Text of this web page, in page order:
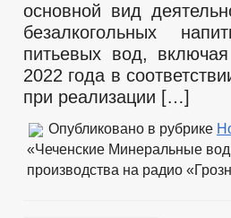
основной вид
безалкогольных
питьевых вод,
2022 года в
при реализации […]
Опубликовано в рубрике
«Чеченские Минеральные
производства на радио